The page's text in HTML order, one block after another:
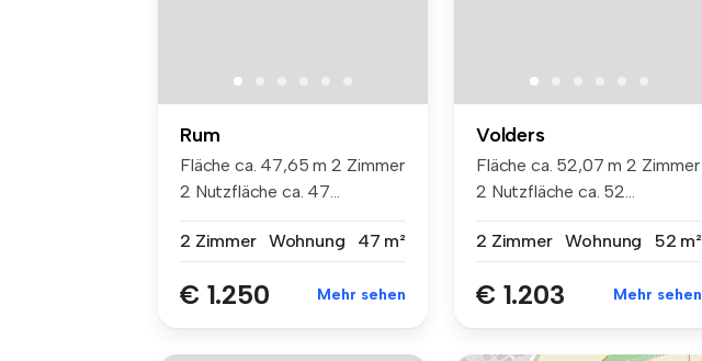
Rum
Fläche ca. 47,65 m 2 Zimmer
2 Nutzfläche ca. 47...
2 Zimmer Wohnung 47 m²
€ 1.250 Mehr sehen
Volders
Fläche ca. 52,07 m 2 Zimmer
2 Nutzfläche ca. 52...
2 Zimmer Wohnung 52 m²
€ 1.203 Mehr sehen